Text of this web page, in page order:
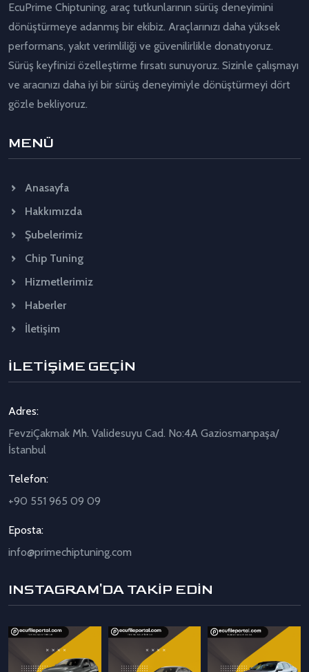
EcuPrime Chiptuning, araç tutkunlarının sürüş deneyimini
dönüştürmeye adanmış bir ekibiz. Araçlarınızı daha yüksek
performans, yakıt verimliliği ve güvenilirlikle donatıyoruz.
Sürüş keyfinizi özelleştirme fırsatı sunuyoruz. Sizinle çalışmayı
ve aracınızı daha iyi bir sürüş deneyimiyle dönüştürmeyi dört
gözle bekliyoruz.
MENÜ
Anasayfa
Hakkımızda
Şubelerimiz
Chip Tuning
Hizmetlerimiz
Haberler
İletişim
İLETİŞİME GEÇİN
Adres:
FevziÇakmak Mh. Validesuyu Cad. No:4A Gaziosmanpaşa/
İstanbul
Telefon:
+90 551 965 09 09
Eposta:
info@primechiptuning.com
INSTAGRAM'DA TAKİP EDİN